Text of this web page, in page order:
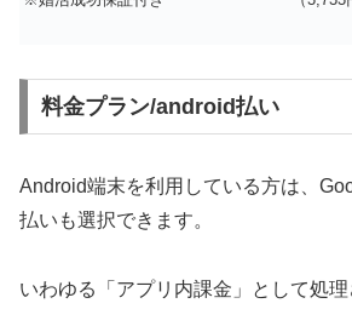
料金プラン/android払い
Android端末を利用している方は、
払いも選択できます。
いわゆる「アプリ内課金」として処